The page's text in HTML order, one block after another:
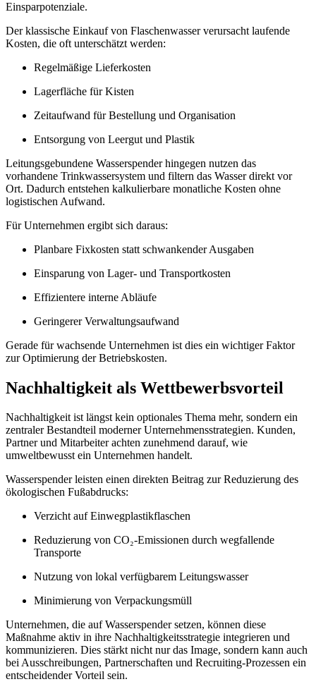
Einsparpotenziale.
Der klassische Einkauf von Flaschenwasser verursacht laufende
Kosten, die oft unterschätzt werden:
Regelmäßige Lieferkosten
Lagerfläche für Kisten
Zeitaufwand für Bestellung und Organisation
Entsorgung von Leergut und Plastik
Leitungsgebundene Wasserspender hingegen nutzen das
vorhandene Trinkwassersystem und filtern das Wasser direkt vor
Ort. Dadurch entstehen kalkulierbare monatliche Kosten ohne
logistischen Aufwand.
Für Unternehmen ergibt sich daraus:
Planbare Fixkosten statt schwankender Ausgaben
Einsparung von Lager- und Transportkosten
Effizientere interne Abläufe
Geringerer Verwaltungsaufwand
Gerade für wachsende Unternehmen ist dies ein wichtiger Faktor
zur Optimierung der Betriebskosten.
Nachhaltigkeit als Wettbewerbsvorteil
Nachhaltigkeit ist längst kein optionales Thema mehr, sondern ein
zentraler Bestandteil moderner Unternehmensstrategien. Kunden,
Partner und Mitarbeiter achten zunehmend darauf, wie
umweltbewusst ein Unternehmen handelt.
Wasserspender leisten einen direkten Beitrag zur Reduzierung des
ökologischen Fußabdrucks:
Verzicht auf Einwegplastikflaschen
Reduzierung von CO₂-Emissionen durch wegfallende
Transporte
Nutzung von lokal verfügbarem Leitungswasser
Minimierung von Verpackungsmüll
Unternehmen, die auf Wasserspender setzen, können diese
Maßnahme aktiv in ihre Nachhaltigkeitsstrategie integrieren und
kommunizieren. Dies stärkt nicht nur das Image, sondern kann auch
bei Ausschreibungen, Partnerschaften und Recruiting-Prozessen ein
entscheidender Vorteil sein.